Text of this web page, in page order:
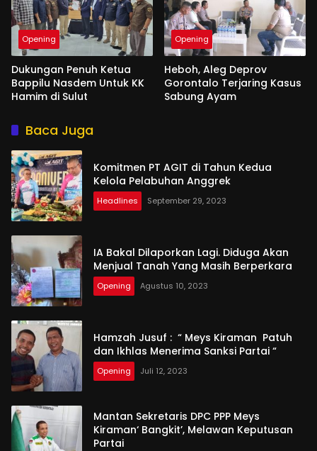
Opening
Dukungan Penuh Ketua
Bappilu Nasdem Untuk KK
Hamim di Sulut
Opening
Heboh, Aleg Deprov
Gorontalo Terjaring Kasus
Sabung Ayam
Baca Juga
Komitmen PT AGIT di Tahun Kedua
Kelola Pelabuhan Anggrek
Headlines September 29, 2023
IA Bakal Dilaporkan Lagi. Diduga Akan
Menjual Tanah Yang Masih Berperkara
Opening Agustus 10, 2023
Hamzah Jusuf : “ Meys Kiraman Patuh
dan Ikhlas Menerima Sanksi Partai “
Opening Juli 12, 2023
Mantan Sekretaris DPC PPP Meys
Kiraman‘ Bangkit’, Melawan Keputusan
Partai